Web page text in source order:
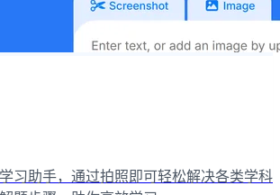
习助手，通过拍照即可轻松解决各类学科